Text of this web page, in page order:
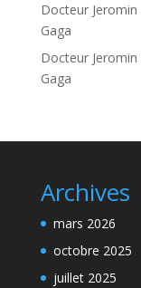
Docteur Jeromin
Gaga
Docteur Jeromin
Gaga
Archives
mars 2026
octobre 2025
juillet 2025